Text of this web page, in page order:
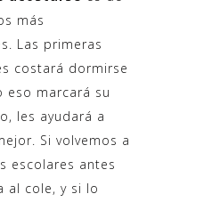
más
Las primeras
costará dormirse
eso marcará su
les ayudará a
Si volvemos a
escolares antes
al cole, y si lo